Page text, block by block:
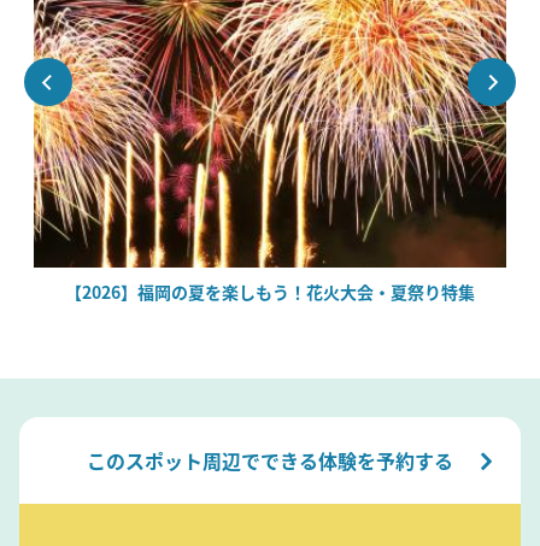
【2026】福岡の夏を楽しもう！花火大会・夏祭り特集
このスポット周辺でできる体験を予約する